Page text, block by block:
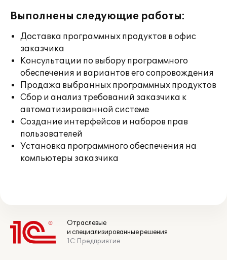
Выполнены следующие работы:
Доставка программных продуктов в офис
заказчика
Консультации по выбору программного
обеспечения и вариантов его сопровождения
Продажа выбранных программных продуктов
Сбор и анализ требований заказчика к
автоматизированной системе
Создание интерфейсов и наборов прав
пользователей
Установка программного обеспечения на
компьютеры заказчика
Отраслевые
и специализированные решения
1С:Предприятие